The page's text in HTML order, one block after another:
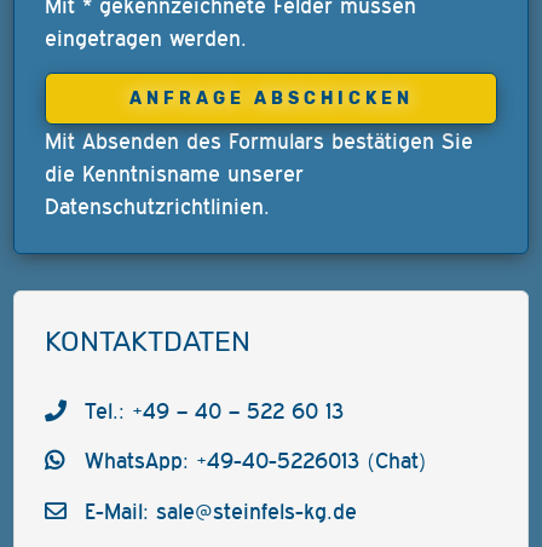
Mit * gekennzeichnete Felder müssen
eingetragen werden.
Mit Absenden des Formulars bestätigen Sie
die Kenntnisname unserer
Datenschutzrichtlinien.
KONTAKTDATEN
Tel.: +49 – 40 – 522 60 13
WhatsApp: +49-40-5226013 (Chat)
E-Mail: sale@steinfels-kg.de